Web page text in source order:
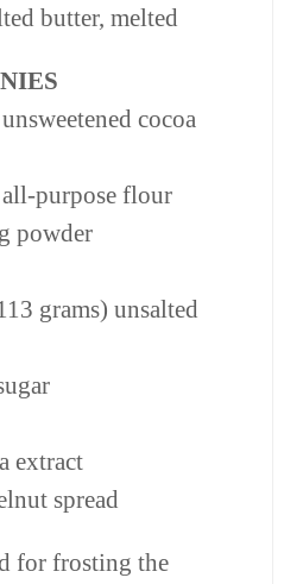
butter, melted
cocoa
purpose flour
powder
grams) unsalted
extract
spread
for frosting the